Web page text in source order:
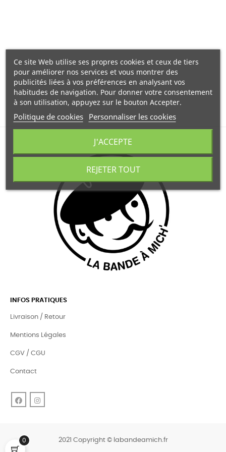
INFOS PRATIQUES
Livraison / Retour
Mentions Légales
CGV / CGU
Contact
Facebook
Ce site Web utilise ses propres cookies et ceux de tiers
pour améliorer nos services et vous montrer des
publicités liées à vos préférences en analysant vos
habitudes de navigation. Pour donner votre consentement
à son utilisation, appuyez sur le bouton Accepter.
Politique de cookies Personnaliser les cookies
REJETER TOUT
J'ACCEPTE
2021 Copyright © labandeamich.fr
0